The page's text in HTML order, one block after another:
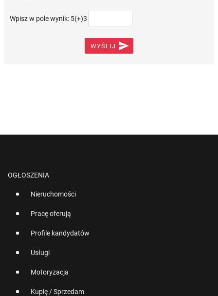
Wpisz w pole wynik: 5(+)3
WYŚLIJ 
OGŁOSZENIA
Nieruchomości
Pracę oferują
Profile kandydatów
Usługi
Motoryzacja
Kupię / Sprzedam